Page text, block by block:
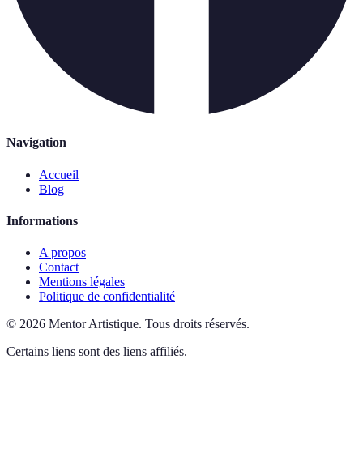
Navigation
Accueil
Blog
Informations
A propos
Contact
Mentions légales
Politique de confidentialité
© 2026 Mentor Artistique. Tous droits réservés.
Certains liens sont des liens affiliés.